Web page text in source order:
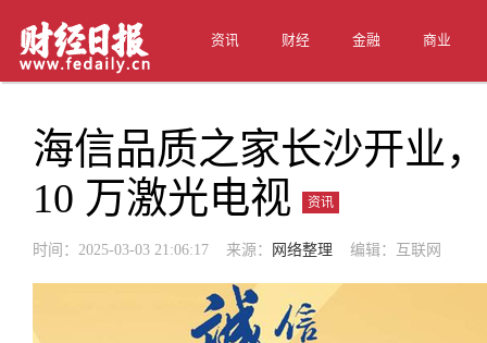
资讯 财经 金融 商业
海信品质之家长沙开业
10 万激光电视
资讯
时间：2025-03-03 21:06:17 来源： 网络整理 编辑：互联网